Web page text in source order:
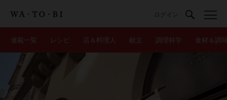
ログイン
連載一覧 レシピ 店＆料理人 献立 調理科学 食材＆調